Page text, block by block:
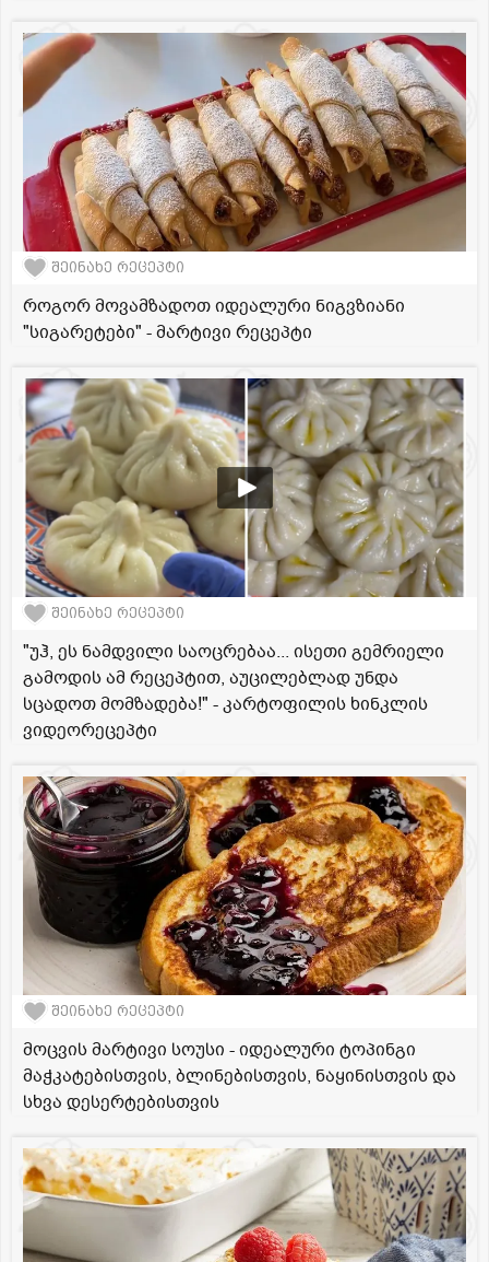
შეინახე რეცეპტი
როგორ მოვამზადოთ იდეალური ნიგვზიანი
"სიგარეტები" - მარტივი რეცეპტი
შეინახე რეცეპტი
"უჰ, ეს ნამდვილი საოცრებაა... ისეთი გემრიელი
გამოდის ამ რეცეპტით, აუცილებლად უნდა
სცადოთ მომზადება!" - კარტოფილის ხინკლის
ვიდეორეცეპტი
შეინახე რეცეპტი
მოცვის მარტივი სოუსი - იდეალური ტოპინგი
მაჭკატებისთვის, ბლინებისთვის, ნაყინისთვის და
სხვა დესერტებისთვის